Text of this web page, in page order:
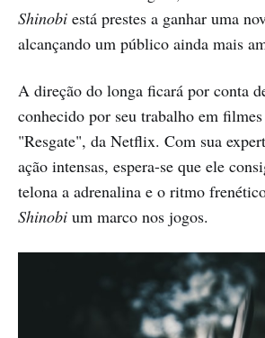
Shinobi está prestes a ganhar uma
alcançando um público ainda mais
A direção do longa ficará por conta
conhecido por seu trabalho em
"Resgate", da Netflix. Com sua
ação intensas, espera-se que ele
telona a adrenalina e o ritmo
Shinobi um marco nos jogos.